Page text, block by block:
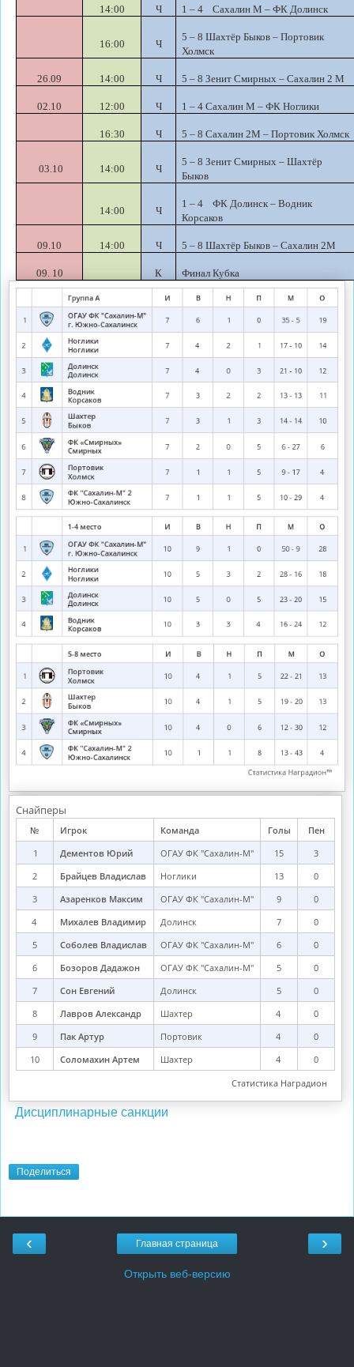
14:00 Ч 1 – 4 Сахалин М – ФК Долинск
16:00 Ч
5 – 8 Шахтёр Быков – Портовик
Холмск
26.09 14:00 Ч 5 – 8 Зенит Смирных – Сахалин 2 М
02.10 12:00 Ч 1 – 4 Сахалин М – ФК Ноглики
16:30 Ч 5 – 8 Сахалин 2М – Портовик Холмск
03.10 14:00 Ч
5 – 8 Зенит Смирных – Шахтёр
Быков
14:00 Ч
1 – 4 ФК Долинск – Водник
Корсаков
09.10 14:00 Ч 5 – 8 Шахтёр Быков – Сахалин 2М
09. 10 К Финал Кубка
Дисциплинарные санкции
Поделиться
‹ ›
Главная страница
Открыть веб-версию